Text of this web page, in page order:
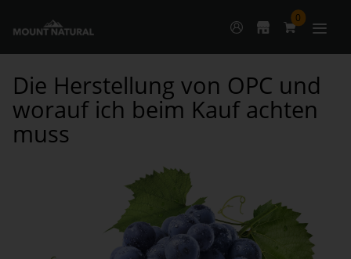
0
Die Herstellung von OPC und
worauf ich beim Kauf achten
muss